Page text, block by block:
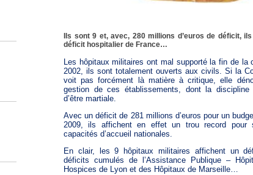
La journée mondiale des soins palliatifs n'a pas été inutile
lire la suite >>
Ils sont 9 et, avec, 280 millions d’euros de déficit,
déficit hospitalier de France…
Les hôpitaux militaires ont mal supporté la fin de la
2002, ils sont totalement ouverts aux civils. Si la
voit pas forcément là matière à critique, elle
gestion de ces établissements, dont la discipline
d’être martiale.
Avec un déficit de 281 millions d’euros pour un
2009, ils affichent en effet un trou record pour
capacités d’accueil nationales.
En clair, les 9 hôpitaux militaires affichent un
déficits cumulés de l’Assistance Publique –
Hospices de Lyon et des Hôpitaux de Marseille…